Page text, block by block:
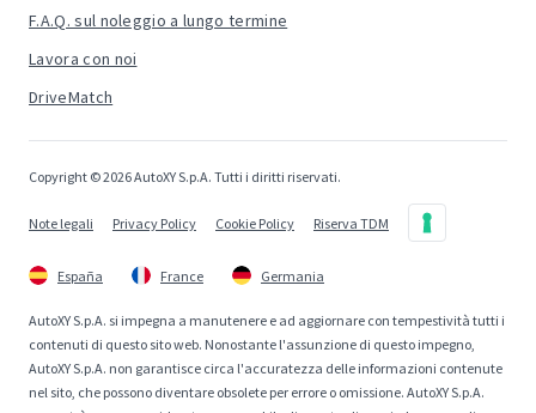
F.A.Q. sul noleggio a lungo termine
Lavora con noi
DriveMatch
Copyright © 2026 AutoXY S.p.A. Tutti i diritti riservati.
Note legali Privacy Policy Cookie Policy Riserva TDM
España France Germania
AutoXY S.p.A. si impegna a manutenere e ad aggiornare con tempestività tutti i
contenuti di questo sito web. Nonostante l'assunzione di questo impegno,
AutoXY S.p.A. non garantisce circa l'accuratezza delle informazioni contenute
nel sito, che possono diventare obsolete per errore o omissione. AutoXY S.p.A.